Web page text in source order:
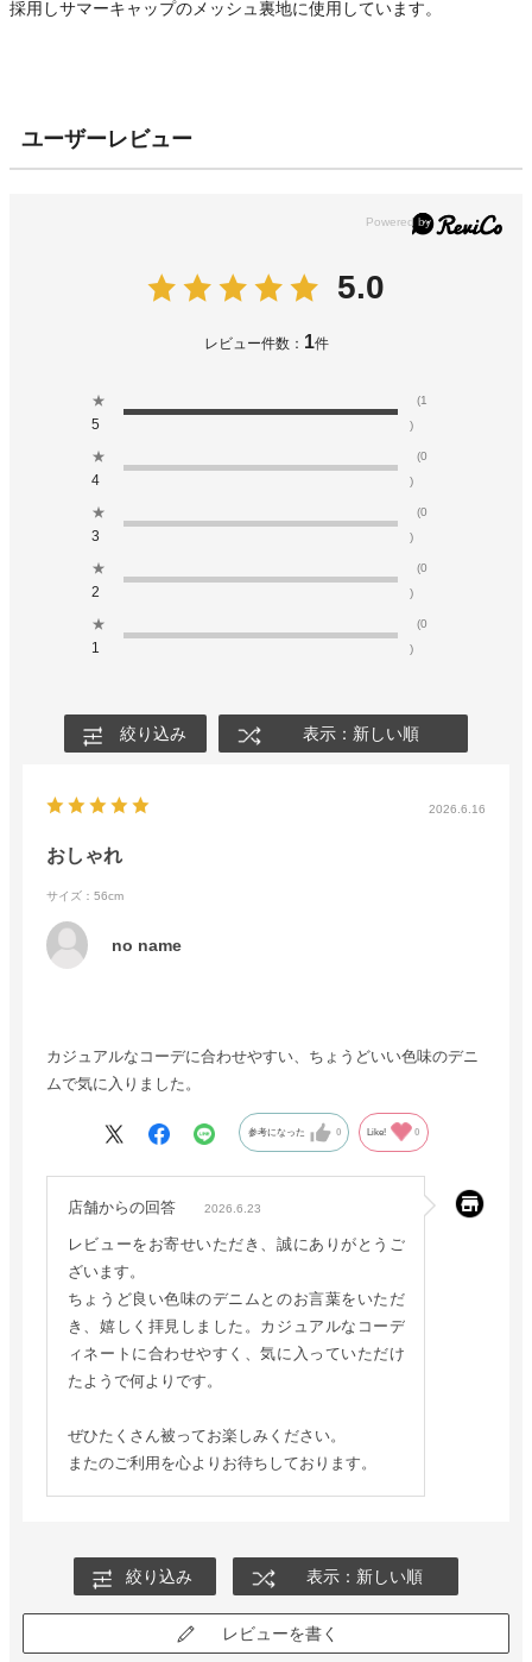
採用しサマーキャップのメッシュ裏地に使用しています。
ユーザーレビュー
5.0
レビュー件数： 1件
★
5
(1
)
★
4
(0
)
★
3
(0
)
★
2
(0
)
★
1
(0
)
絞り込み 表示：新しい順
2026.6.16
おしゃれ
サイズ：56cm
no name
カジュアルなコーデに合わせやすい、ちょうどいい色味のデニ
ムで気に入りました。
参考になった 0 Like! 0
店舗からの回答 2026.6.23
レビューをお寄せいただき、誠にありがとうご
ざいます。
ちょうど良い色味のデニムとのお言葉をいただ
き、嬉しく拝見しました。カジュアルなコーデ
ィネートに合わせやすく、気に入っていただけ
たようで何よりです。
ぜひたくさん被ってお楽しみください。
またのご利用を心よりお待ちしております。
絞り込み 表示：新しい順
レビューを書く